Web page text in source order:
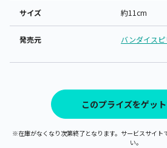
サイズ 約11cm
発売元 バンダイスピ
このプライズをゲッ
※在庫がなくなり次第終了となります。サービスサイト
い。